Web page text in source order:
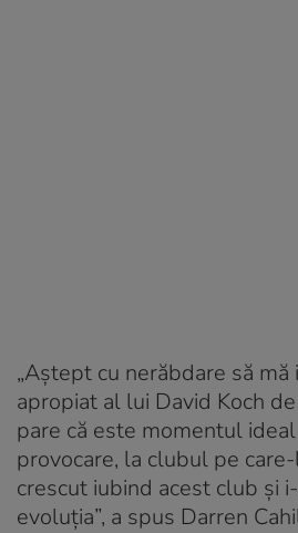
„Aștept cu nerăbdare să mă
apropiat al lui David Koch
pare că este momentul
provocare, la clubul pe
crescut iubind acest club și
evoluția”, a spus Darren